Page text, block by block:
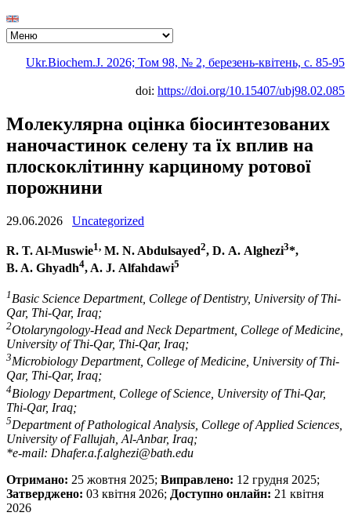
Ukr.Biochem.J. 2026; Том 98, № 2, березень-квітень, c. 85-95
doi: https://doi.org/10.15407/ubj98.02.085
Молекулярна оцінка біосинтезованих
наночастинок селену та їх вплив на
плоскоклітинну карциному ротової
порожнини
29.06.2026 Uncategorized
R. T. Al-Muswie1, M. N. Abdulsayed2, D. A. Alghezi3*,
B. A. Ghyadh4, A. J. Alfahdawi5
1 Basic Science Department, College of Dentistry, University of Thi-
Qar, Thi-Qar, Iraq;
2Otolaryngology-Head and Neck Department, College of Medicine,
University of Thi-Qar, Thi-Qar, Iraq;
3Microbiology Department, College of Medicine, University of Thi-
Qar, Thi-Qar, Iraq;
4Biology Department, College of Science, University of Thi-Qar,
Thi-Qar, Iraq;
5Department of Pathological Analysis, College of Applied Sciences,
University of Fallujah, Al-Anbar, Iraq;
*e-mail: Dhafer.a.f.alghezi@bath.edu
Отримано: 25 жовтня 2025; Виправлено: 12 грудня 2025;
Затверджено: 03 квітня 2026; Доступно онлайн: 21 квітня
2026